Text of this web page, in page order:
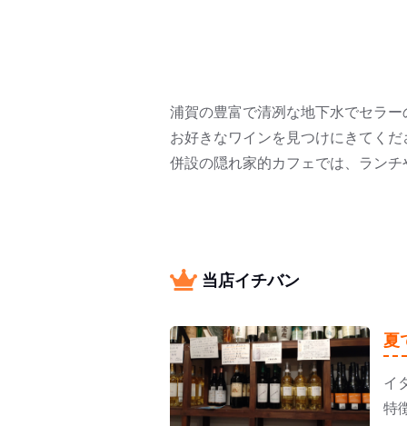
浦賀の豊富で清冽な地下水でセラ
お好きなワインを見つけにきてくだ
併設の隠れ家的カフェでは、ラン
当店イチバン
夏
イ
特